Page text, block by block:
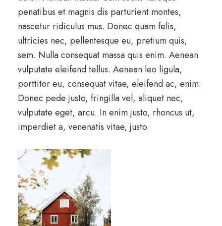
penatibus et magnis dis parturient montes,
nascetur ridiculus mus. Donec quam felis,
ultricies nec, pellentesque eu, pretium quis,
sem. Nulla consequat massa quis enim. Aenean
vulputate eleifend tellus. Aenean leo ligula,
porttitor eu, consequat vitae, eleifend ac, enim.
Donec pede justo, fringilla vel, aliquet nec,
vulputate eget, arcu. In enim justo, rhoncus ut,
imperdiet a, venenatis vitae, justo.